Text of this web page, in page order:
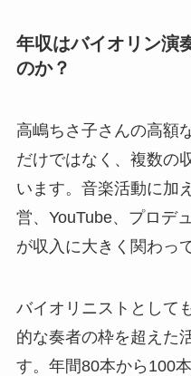
年収はバイオリン演
のか？
高嶋ちさ子さんの高額
だけではなく、複数の
います。音楽活動に加
営、YouTube、プロデ
が収入に大きく関わっ
バイオリニストとして
的な奏者の枠を超えた
す。年間80本から100